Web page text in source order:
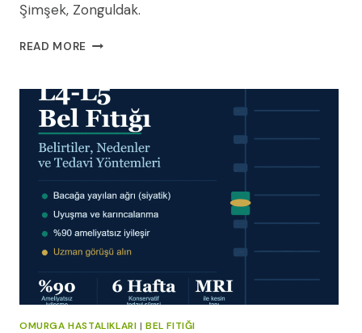
Şimşek, Zonguldak.
READ MORE BEYIN
OMURGA HASTALIKLARI |BEL FITIĞI